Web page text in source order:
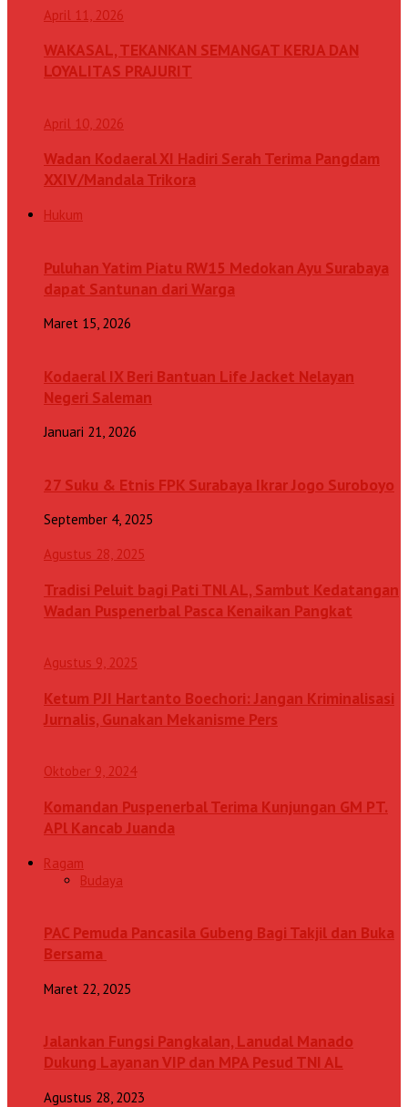
April 11, 2026
WAKASAL, TEKANKAN SEMANGAT KERJA DAN
LOYALITAS PRAJURIT
April 10, 2026
Wadan Kodaeral XI Hadiri Serah Terima Pangdam
XXIV/Mandala Trikora
Hukum
Puluhan Yatim Piatu RW15 Medokan Ayu Surabaya
dapat Santunan dari Warga
Maret 15, 2026
Kodaeral IX Beri Bantuan Life Jacket Nelayan
Negeri Saleman
Januari 21, 2026
27 Suku & Etnis FPK Surabaya Ikrar Jogo Suroboyo
September 4, 2025
Agustus 28, 2025
Tradisi Peluit bagi Pati TNl AL, Sambut Kedatangan
Wadan Puspenerbal Pasca Kenaikan Pangkat
Agustus 9, 2025
Ketum PJI Hartanto Boechori: Jangan Kriminalisasi
Jurnalis, Gunakan Mekanisme Pers
Oktober 9, 2024
Komandan Puspenerbal Terima Kunjungan GM PT.
APl Kancab Juanda
Ragam
Budaya
PAC Pemuda Pancasila Gubeng Bagi Takjil dan Buka
Bersama
Maret 22, 2025
Jalankan Fungsi Pangkalan, Lanudal Manado
Dukung Layanan VIP dan MPA Pesud TNI AL
Agustus 28, 2023